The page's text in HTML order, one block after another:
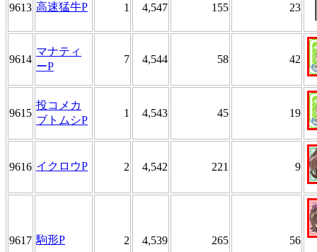
9613 高速猛牛P 1 4,547 155 23
9614
マナティ
ーP
7 4,544 58 42
9615
投コメカ
ブトムシP
1 4,543 45 19
9616 イクロウP 2 4,542 221 9
9617 駒形P 2 4,539 265 56